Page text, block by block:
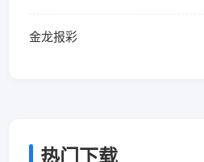
金龙报彩
热门下载